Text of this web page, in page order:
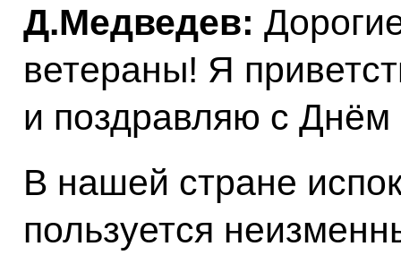
Д.Медведев:
ветераны! Я
и поздравляю с Днём
В нашей стране
пользуется